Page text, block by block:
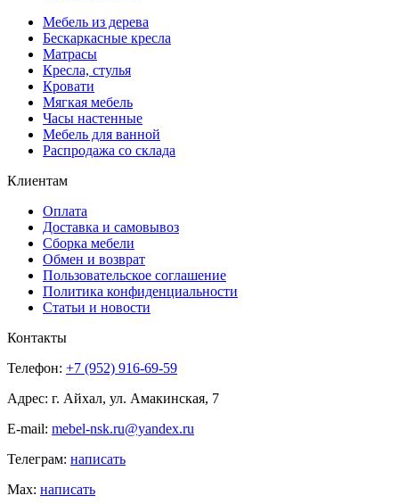
Мебель из дерева
Бескаркасные кресла
Матрасы
Кресла, стулья
Кровати
Мягкая мебель
Часы настенные
Мебель для ванной
Распродажа со склада
Клиентам
Оплата
Доставка и самовывоз
Сборка мебели
Обмен и возврат
Пользовательское соглашение
Политика конфиденциальности
Статьи и новости
Контакты
Телефон: +7 (952) 916-69-59
Адрес: г. Айхал, ул. Амакинская, 7
E-mail: mebel-nsk.ru@yandex.ru
Телеграм: написать
Мах: написать